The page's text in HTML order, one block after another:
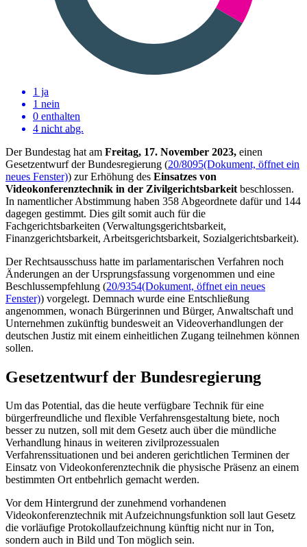
1 ja
1 nein
0 enthalten
4 nicht abg.
Der Bundestag hat am Freitag, 17. November 2023, einen
Gesetzentwurf der Bundesregierung (20/8095(Dokument, öffnet ein
neues Fenster)) zur Erhöhung des Einsatzes von
Videokonferenztechnik in der Zivilgerichtsbarkeit beschlossen.
In namentlicher Abstimmung haben 358 Abgeordnete dafür und 144
dagegen gestimmt. Dies gilt somit auch für die
Fachgerichtsbarkeiten (Verwaltungsgerichtsbarkeit,
Finanzgerichtsbarkeit, Arbeitsgerichtsbarkeit, Sozialgerichtsbarkeit).
Der Rechtsausschuss hatte im parlamentarischen Verfahren noch
Änderungen an der Ursprungsfassung vorgenommen und eine
Beschlussempfehlung (20/9354(Dokument, öffnet ein neues
Fenster)) vorgelegt. Demnach wurde eine Entschließung
angenommen, wonach Bürgerinnen und Bürger, Anwaltschaft und
Unternehmen zukünftig bundesweit an Videoverhandlungen der
deutschen Justiz mit einem einheitlichen Zugang teilnehmen können
sollen.
Gesetzentwurf der Bundesregierung
Um das Potential, das die heute verfügbare Technik für eine
bürgerfreundliche und flexible Verfahrensgestaltung biete, noch
besser zu nutzen, soll mit dem Gesetz auch über die mündliche
Verhandlung hinaus in weiteren zivilprozessualen
Verfahrenssituationen und bei anderen gerichtlichen Terminen der
Einsatz von Videokonferenztechnik die physische Präsenz an einem
bestimmten Ort entbehrlich gemacht werden.
Vor dem Hintergrund der zunehmend vorhandenen
Videokonferenztechnik mit Aufzeichnungsfunktion soll laut Gesetz
die vorläufige Protokollaufzeichnung künftig nicht nur in Ton,
sondern auch in Bild und Ton möglich sein.